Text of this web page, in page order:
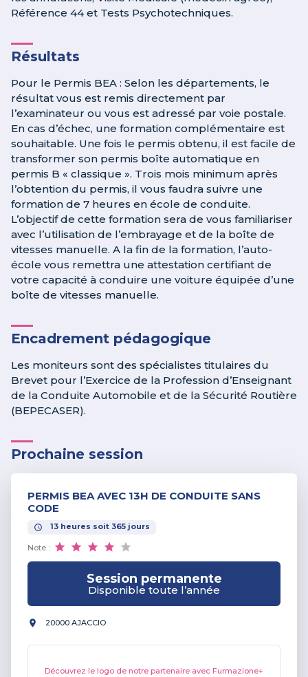
Référence 44 et Tests Psychotechniques.
Résultats
Pour le Permis BEA : Selon les départements, le
résultat vous est remis directement par
l’examinateur ou vous est adressé par voie postale.
En cas d’échec, une formation complémentaire est
souhaitable. Une fois le permis obtenu, il est facile de
transformer son permis boîte automatique en
permis B « classique ». Trois mois minimum après
l’obtention du permis, il vous faudra suivre une
formation de 7 heures en école de conduite.
L’objectif de cette formation sera de vous familiariser
avec l’utilisation de l’embrayage et de la boîte de
vitesses manuelle. A la fin de la formation, l’auto-
école vous remettra une attestation certifiant de
votre capacité à conduire une voiture équipée d’une
boîte de vitesses manuelle.
Encadrement pédagogique
Les moniteurs sont des spécialistes titulaires du
Brevet pour l’Exercice de la Profession d’Enseignant
de la Conduite Automobile et de la Sécurité Routière
(BEPECASER).
Prochaine session
PERMIS BEA AVEC 13H DE CONDUITE SANS
CODE
13 heures soit 365 jours
Note :
Session permanente
Disponible toute l’année
20000 AJACCIO
Découvrez le logo de notre partenaire avec Furmazione+